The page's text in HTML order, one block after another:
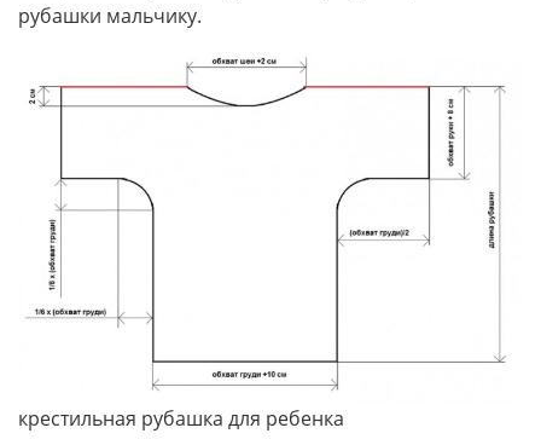
рубашки мальчику.
крестильная рубашка для ребенка